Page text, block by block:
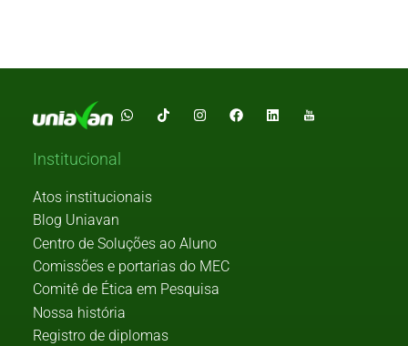
Institucional
Atos institucionais
Blog Uniavan
Centro de Soluções ao Aluno
Comissões e portarias do MEC
Comitê de Ética em Pesquisa
Nossa história
Registro de diplomas